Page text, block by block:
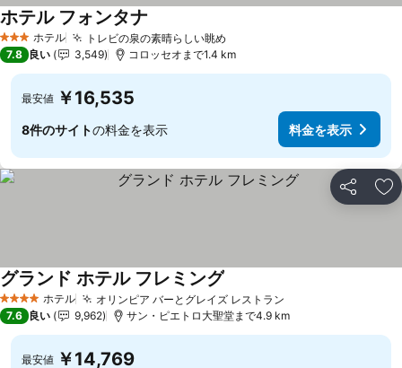
3 ホテルのランク
ホテル トレビの泉の素晴らしい眺め
ホテル フォンタナ
7.8 良い 3,549 コロッセオまで1.4 km
最安値 ￥16,535
8件のサイトの料金を表示 料金を表示
シェア お
4 ホテルのランク
ホテル オリンピア バーとグレイズ レストラン
グランド ホテル フレミング
7.6 良い 9,962 サン・ピエトロ大聖堂まで4.9 km
最安値 ￥14,769